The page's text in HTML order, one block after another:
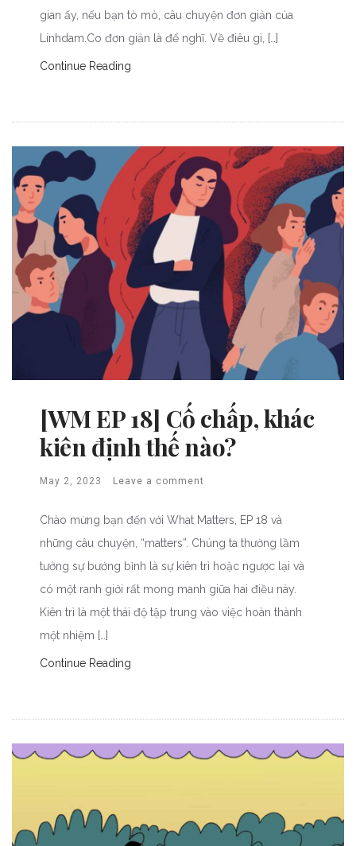
gian ấy, nếu bạn tò mò, câu chuyện đơn giản của
Linhdam.Co đơn giản là để nghĩ. Về điêu gì, […]
Continue Reading
[WM EP 18] Cố chấp, khác
kiên định thế nào?
May 2, 2023 Leave a comment
Chào mừng bạn đến với What Matters, EP 18 và
những câu chuyện, “matters”. Chúng ta thường lầm
tưởng sự bướng bỉnh là sự kiên trì hoặc ngược lại và
có một ranh giới rất mong manh giữa hai điều này.
Kiên trì là một thái độ tập trung vào việc hoàn thành
một nhiệm […]
Continue Reading